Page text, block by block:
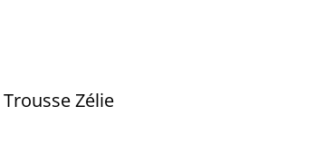
Trousse Zélie